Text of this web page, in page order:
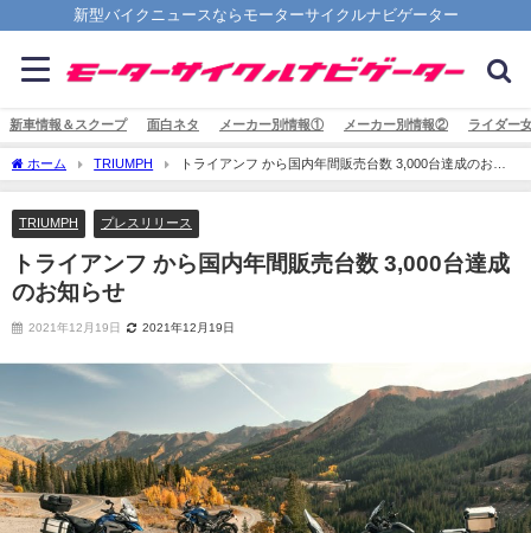
新型バイクニュースならモーターサイクルナビゲーター
新車情報＆スクープ 面白ネタ メーカー別情報① メーカー別情報② ライダー
ホーム TRIUMPH
トライアンフ から国内年間販売台数 3,000台達成のお知
らせ
TRIUMPH プレスリリース
トライアンフ から国内年間販売台数 3,000台達成
のお知らせ
2021年12月19日 2021年12月19日